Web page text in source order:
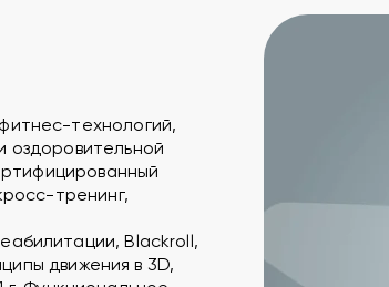
технологий,
оздоровительной
тренинг,
Blackroll,
движения в 3D,